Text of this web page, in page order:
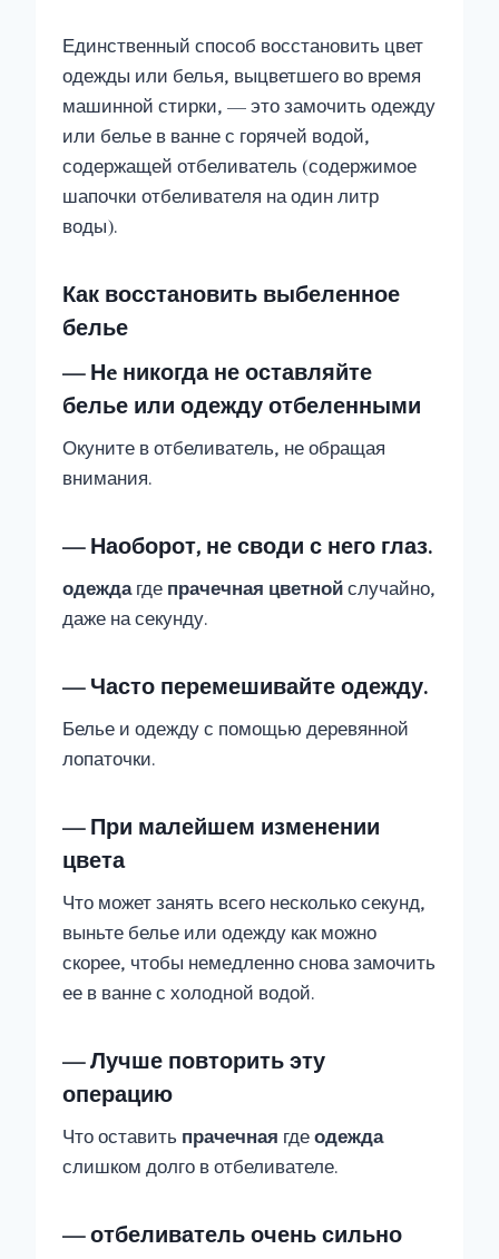
Единственный способ восстановить цвет
одежды или белья, выцветшего во время
машинной стирки, — это замочить одежду
или белье в ванне с горячей водой,
содержащей отбеливатель (содержимое
шапочки отбеливателя на один литр
воды).
Как восстановить выбеленное
белье
— Нe никогда не оставляйте
белье или одежду отбеленными
Окуните в отбеливатель, не обращая
внимания.
— Наоборот, не своди с него глаз.
одеждагде прачечная цветной случайно,
даже на секунду.
— Часто перемешивайте одежду.
Белье и одежду с помощью деревянной
лопаточки.
— При малейшем изменении
цвета
Что может занять всего несколько секунд,
выньте белье или одежду как можно
скорее, чтобы немедленно снова замочить
ее в ванне с холодной водой.
— Лучше повторить эту
операцию
Что оставить прачечная где одежда
слишком долго в отбеливателе.
— отбеливатель очень сильно